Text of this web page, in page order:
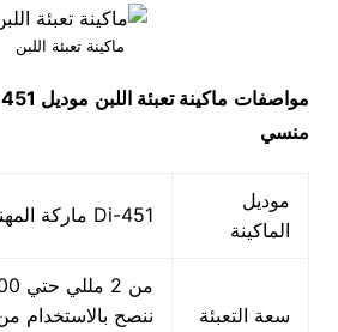
ماكينة تعبئة اللبن
مواصفات ماكينة تعبئة اللبن موديل 451-Di
منسي
موديل
الماكينة
451-Di ماركة المهندس مـنسي
سعة التعبئة